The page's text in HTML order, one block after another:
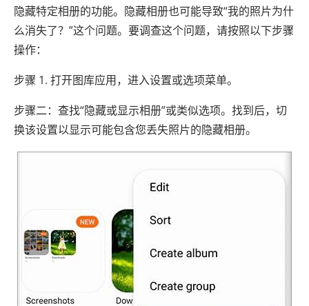
隐藏特定相册的功能。隐藏相册也可能导致“我的照片为什
么消失了？”这个问题。要调查这个问题，请按照以下步骤
操作：
步骤 1. 打开图库应用，进入设置或选项菜单。
步骤二：查找“隐藏或显示相册”或类似选项。找到后，切
换该设置以显示可能包含您丢失照片的隐藏相册。